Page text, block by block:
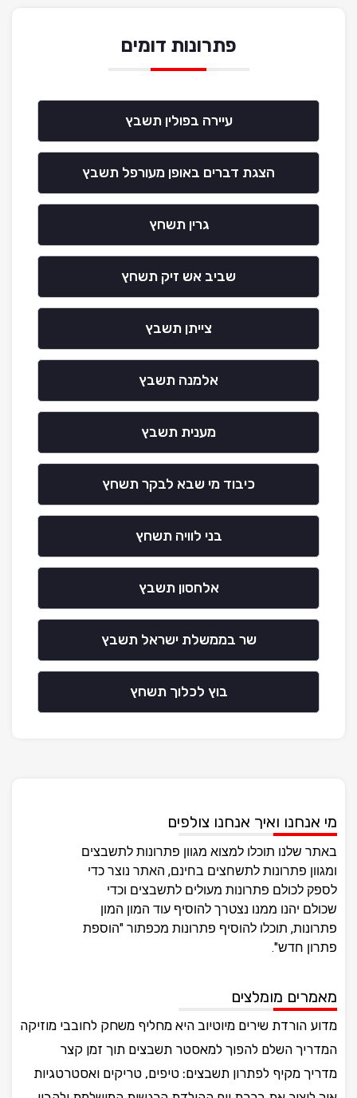
פתרונות דומים
עיירה בפולין תשבץ
הצגת דברים באופן מעורפל תשבץ
גרין תשחץ
שביב אש זיק תשחץ
צייתן תשבץ
אלמנה תשבץ
מענית תשבץ
כיבוד מי שבא לבקר תשחץ
בני לוויה תשחץ
אלחסון תשבץ
שר בממשלת ישראל תשבץ
בוץ לכלוך תשחץ
מי אנחנו ואיך אנחנו צולפים
באתר שלנו תוכלו למצוא מגוון פתרונות לתשבצים
ומגוון פתרונות לתשחצים בחינם, האתר נוצר כדי
לספק לכולם פתרונות מעולים לתשבצים וכדי
שכולם יהנו ממנו נצטרך להוסיף עוד המון המון
פתרונות, תוכלו להוסיף פתרונות מכפתור "הוספת
פתרון חדש".
מאמרים מומלצים
מדוע הורדת שירים מיוטיוב היא מחליף משחק לחובבי מוזיקה
המדריך השלם להפוך למאסטר תשבצים תוך זמן קצר
מדריך מקיף לפתרון תשבצים: טיפים, טריקים ואסטרטגיות